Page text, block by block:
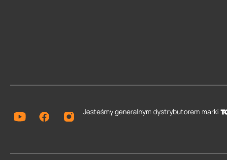
Jesteśmy generalnym dystrybutorem marki